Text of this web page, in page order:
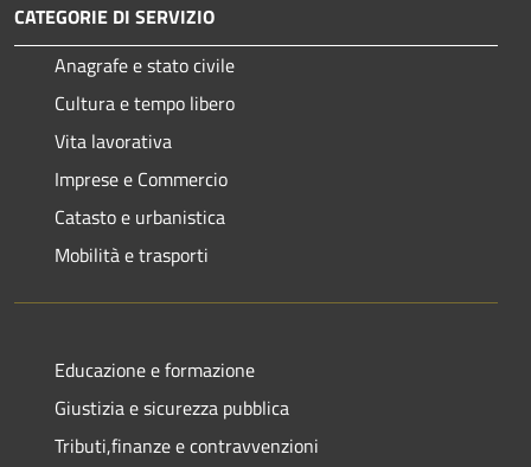
CATEGORIE DI SERVIZIO
Anagrafe e stato civile
Cultura e tempo libero
Vita lavorativa
Imprese e Commercio
Catasto e urbanistica
Mobilità e trasporti
Educazione e formazione
Giustizia e sicurezza pubblica
Tributi,finanze e contravvenzioni